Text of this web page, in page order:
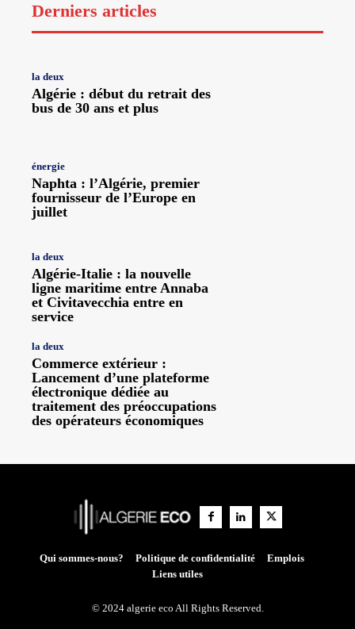
Derniers articles
la deux
Algérie : début du retrait des
bus de 30 ans et plus
énergie
Naphta : l’Algérie, premier
fournisseur de l’Europe en
juillet
la deux
Algérie-Italie : la nouvelle
ligne maritime entre Annaba
et Civitavecchia entre en
service
la deux
Commerce extérieur :
Lancement d’une plateforme
électronique dédiée au
traitement des préoccupations
des opérateurs économiques
Qui sommes-nous? Politique de confidentialité
Emplois
Liens utiles
© 2024 algerie eco All Rights Reserved.